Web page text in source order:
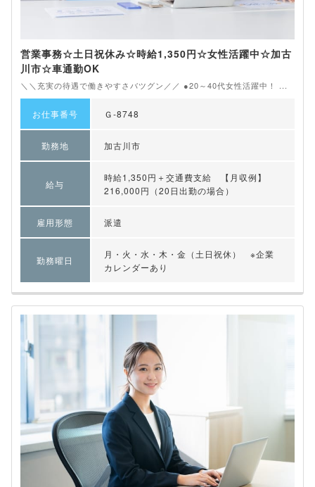
営業事務☆土日祝休み☆時給1,350円☆女性活躍中☆加古
川市☆車通勤OK
＼＼充実の待遇で働きやすさバツグン／／ ●20～40代女性活躍中！ ...
お仕事番号 Ｇ-8748
勤務地 加古川市
給与
時給1,350円＋交通費支給 【月収例】
216,000円（20日出勤の場合）
雇用形態 派遣
勤務曜日
月・火・水・木・金（土日祝休） ※企業
カレンダーあり